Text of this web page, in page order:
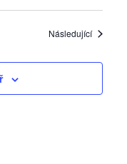
NásledujícíAkce